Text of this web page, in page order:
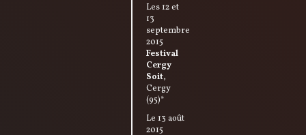
Les 12 et
13
septembre
2015
Festival
Cergy
Soit,
Cergy
(95)*
Le 13 août
2015